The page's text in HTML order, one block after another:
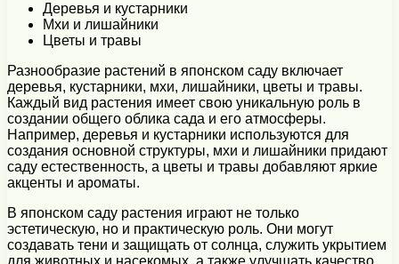
Деревья и кустарники
Мхи и лишайники
Цветы и травы
Разнообразие растений в японском саду включает
деревья, кустарники, мхи, лишайники, цветы и травы.
Каждый вид растения имеет свою уникальную роль в
создании общего облика сада и его атмосферы.
Например, деревья и кустарники используются для
создания основной структуры, мхи и лишайники придают
саду естественность, а цветы и травы добавляют яркие
акценты и ароматы.
В японском саду растения играют не только
эстетическую, но и практическую роль. Они могут
создавать тени и защищать от солнца, служить укрытием